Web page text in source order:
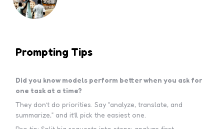
Prompting Tips
Did you know models perform better when you ask for
one task at a time?
They don’t do priorities. Say “analyze, translate, and
summarize,” and it’ll pick the easiest one.